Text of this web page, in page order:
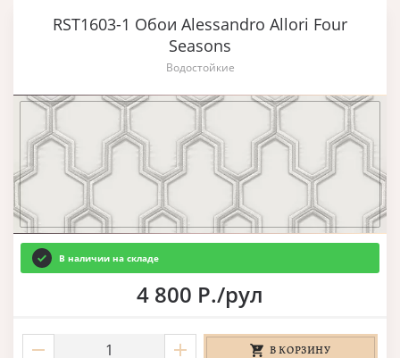
RST1603-1 Обои Alessandro Allori Four
Seasons
Водостойкие
В наличии на складе
4 800 Р./рул
В КОРЗИНУ